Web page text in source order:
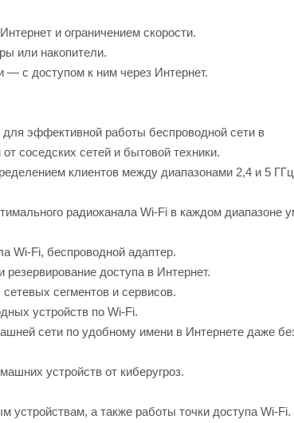
и ограничением скорости.
или накопители.
с доступом к ним через Интернет.
эффективной работы беспроводной сети в
соседских сетей и бытовой техники.
клиентов между диапазонами 2,4 и 5
радиоканала Wi-Fi в каждом диапазоне
Wi-Fi, беспроводной адаптер.
доступа в Интернет.
сегментов и сервисов.
устройств по Wi-Fi.
сети по удобному имени в Интернете даже
устройств от киберугроз.
устройствам, а также работы точки доступа Wi-Fi.